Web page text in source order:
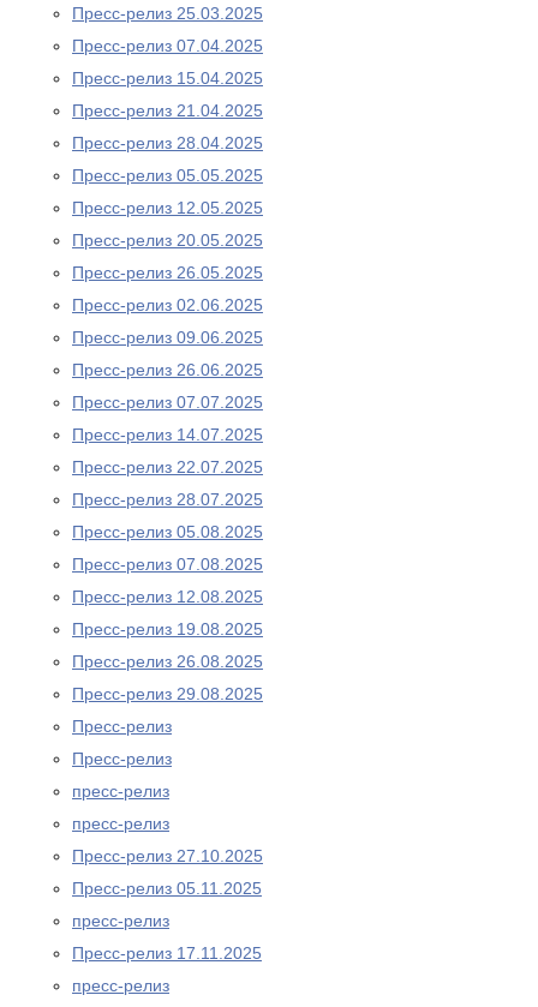
Пресс-релиз 25.03.2025
Пресс-релиз 07.04.2025
Пресс-релиз 15.04.2025
Пресс-релиз 21.04.2025
Пресс-релиз 28.04.2025
Пресс-релиз 05.05.2025
Пресс-релиз 12.05.2025
Пресс-релиз 20.05.2025
Пресс-релиз 26.05.2025
Пресс-релиз 02.06.2025
Пресс-релиз 09.06.2025
Пресс-релиз 26.06.2025
Пресс-релиз 07.07.2025
Пресс-релиз 14.07.2025
Пресс-релиз 22.07.2025
Пресс-релиз 28.07.2025
Пресс-релиз 05.08.2025
Пресс-релиз 07.08.2025
Пресс-релиз 12.08.2025
Пресс-релиз 19.08.2025
Пресс-релиз 26.08.2025
Пресс-релиз 29.08.2025
Пресс-релиз
Пресс-релиз
пресс-релиз
пресс-релиз
Пресс-релиз 27.10.2025
Пресс-релиз 05.11.2025
пресс-релиз
Пресс-релиз 17.11.2025
пресс-релиз